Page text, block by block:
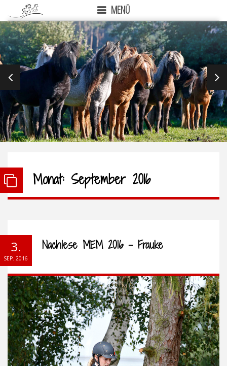
MENÜ
PREVIOUS
Monat: September 2016
3.
SEP. 2016
Nachlese MEM 2016 – Frauke